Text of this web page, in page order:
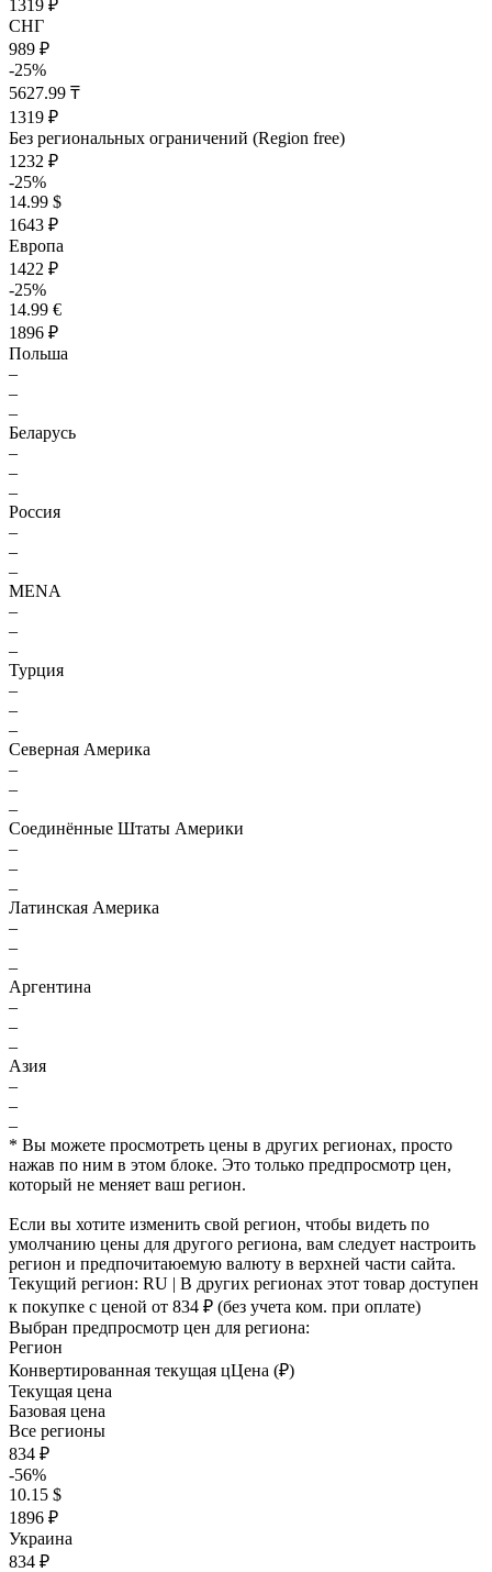
1319 ₽
СНГ
989 ₽
-25%
5627.99 ₸
1319 ₽
Без региональных ограничений (Region free)
1232 ₽
-25%
14.99 $
1643 ₽
Европа
1422 ₽
-25%
14.99 €
1896 ₽
Польша
–
–
–
Беларусь
–
–
–
Россия
–
–
–
MENA
–
–
–
Турция
–
–
–
Северная Америка
–
–
–
Соединённые Штаты Америки
–
–
–
Латинская Америка
–
–
–
Аргентина
–
–
–
Азия
–
–
–
* Вы можете просмотреть цены в других регионах, просто
нажав по ним в этом блоке. Это только предпросмотр цен,
который не меняет ваш регион.
Если вы хотите изменить свой регион, чтобы видеть по
умолчанию цены для другого региона, вам следует настроить
регион и предпочитаюемую валюту в верхней части сайта.
Текущий регион: RU | В других регионах этот товар доступен
к покупке с ценой от 834 ₽ (без учета ком. при оплате)
Выбран предпросмотр цен для региона:
Регион
Конвертированная текущая цЦена (₽)
Текущая цена
Базовая цена
Все регионы
834 ₽
-56%
10.15 $
1896 ₽
Украина
834 ₽